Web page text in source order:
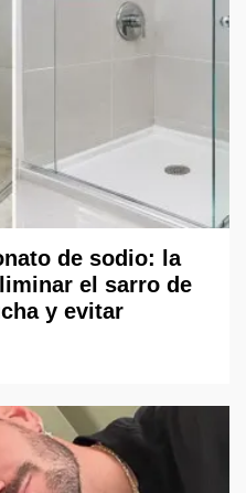
de sodio: la
el sarro de
y evitar